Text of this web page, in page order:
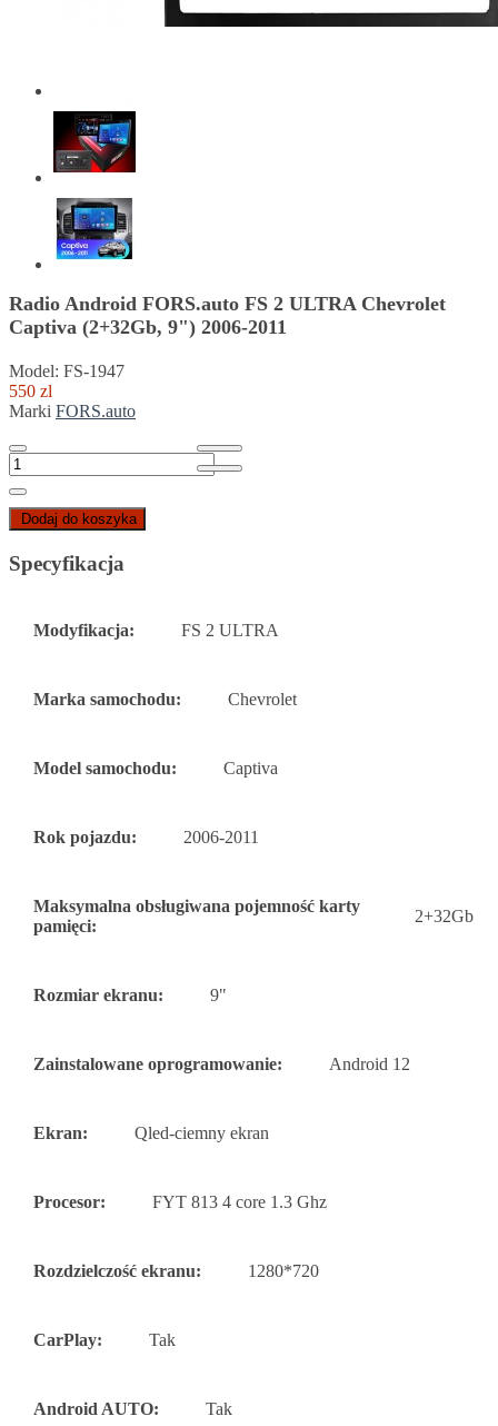
Radio Android FORS.auto FS 2 ULTRA Chevrolet
Captiva (2+32Gb, 9") 2006-2011
Model: FS-1947
550 zl
Marki FORS.auto
Dodaj do koszyka
Specyfikacja
Modyfikacja: FS 2 ULTRA
Marka samochodu: Chevrolet
Model samochodu: Captiva
Rok pojazdu: 2006-2011
Maksymalna obsługiwana pojemność karty
pamięci:
2+32Gb
Rozmiar ekranu: 9"
Zainstalowane oprogramowanie: Android 12
Ekran: Qled-ciemny ekran
Procesor: FYT 813 4 core 1.3 Ghz
Rozdzielczość ekranu: 1280*720
CarPlay: Tak
Android AUTO: Tak